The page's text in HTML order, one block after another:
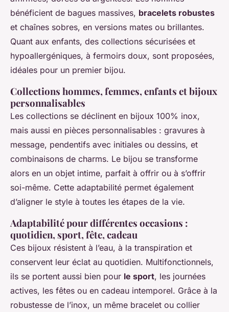
bénéficient de bagues massives, bracelets robustes
et chaînes sobres, en versions mates ou brillantes.
Quant aux enfants, des collections sécurisées et
hypoallergéniques, à fermoirs doux, sont proposées,
idéales pour un premier bijou.
Collections hommes, femmes, enfants et bijoux
personnalisables
Les collections se déclinent en bijoux 100% inox,
mais aussi en pièces personnalisables : gravures à
message, pendentifs avec initiales ou dessins, et
combinaisons de charms. Le bijou se transforme
alors en un objet intime, parfait à offrir ou à s’offrir
soi-même. Cette adaptabilité permet également
d’aligner le style à toutes les étapes de la vie.
Adaptabilité pour différentes occasions :
quotidien, sport, fête, cadeau
Ces bijoux résistent à l’eau, à la transpiration et
conservent leur éclat au quotidien. Multifonctionnels,
ils se portent aussi bien pour le sport, les journées
actives, les fêtes ou en cadeau intemporel. Grâce à la
robustesse de l’inox, un même bracelet ou collier